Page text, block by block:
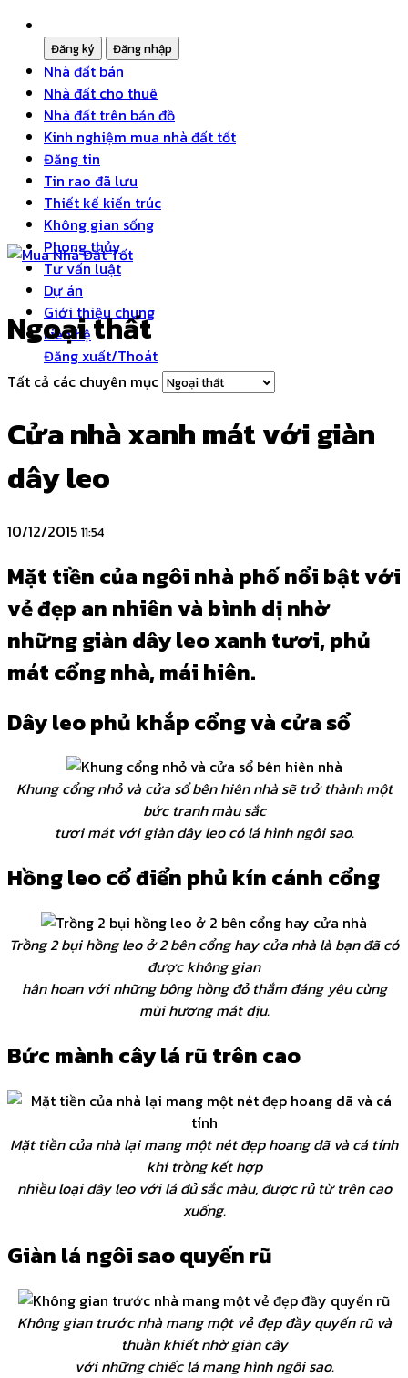
Nhà đất bán
Nhà đất cho thuê
Nhà đất trên bản đồ
Kinh nghiệm mua nhà đất tốt
Đăng tin
Tin rao đã lưu
Thiết kế kiến trúc
Không gian sống
Phong thủy
Tư vấn luật
Dự án
Giới thiệu chung
Liên hệ
Đăng xuất/Thoát
Ngoại thất
Tất cả các chuyên mục
Cửa nhà xanh mát với giàn
dây leo
10/12/2015 11:54
Mặt tiền của ngôi nhà phố nổi bật với
vẻ đẹp an nhiên và bình dị nhờ
những giàn dây leo xanh tươi, phủ
mát cổng nhà, mái hiên.
Dây leo phủ khắp cổng và cửa sổ
Khung cổng nhỏ và cửa sổ bên hiên nhà sẽ trở thành một
bức tranh màu sắc
tươi mát với giàn dây leo có lá hình ngôi sao.
Hồng leo cổ điển phủ kín cánh cổng
Trồng 2 bụi hồng leo ở 2 bên cổng hay cửa nhà là bạn đã có
được không gian
hân hoan với những bông hồng đỏ thắm đáng yêu cùng
mùi hương mát dịu.
Bức mành cây lá rũ trên cao
Mặt tiền của nhà lại mang một nét đẹp hoang dã và cá tính
khi trồng kết hợp
nhiều loại dây leo với lá đủ sắc màu, được rủ từ trên cao
xuống.
Giàn lá ngôi sao quyến rũ
Không gian trước nhà mang một vẻ đẹp đầy quyến rũ và
thuần khiết nhờ giàn cây
với những chiếc lá mang hình ngôi sao.